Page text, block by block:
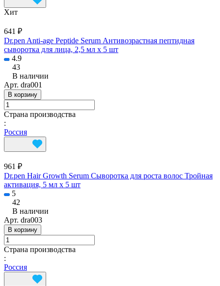
Хит
641 ₽
Dr.pen Anti-age Peptide Serum Антивозрастная пептидная
сыворотка для лица, 2,5 мл х 5 шт
4.9
43
В наличии
Арт. dra001
В корзину
Страна производства
:
Россия
961 ₽
Dr.pen Hair Growth Serum Сыворотка для роста волос Тройная
активация, 5 мл х 5 шт
5
42
В наличии
Арт. dra003
В корзину
Страна производства
:
Россия